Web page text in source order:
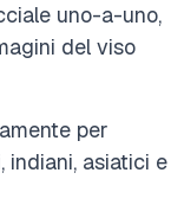
uno-a-uno,
del viso
per
indiani, asiatici e